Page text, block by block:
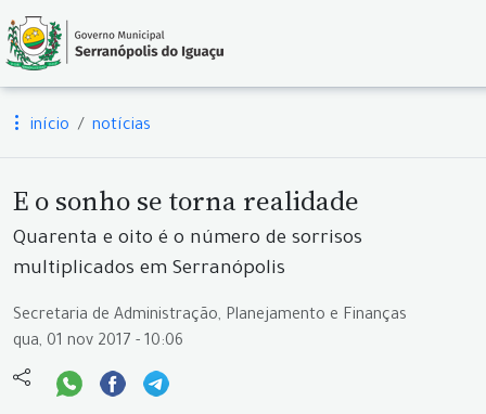
início notícias
E o sonho se torna realidade
Quarenta e oito é o número de sorrisos
multiplicados em Serranópolis
Secretaria de Administração, Planejamento e Finanças
qua, 01 nov 2017 - 10:06